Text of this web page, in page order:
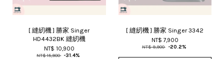
[ 縫紉機 ] 勝家 Singer
HD4432BK 縫紉機
NT$ 10,900
NT$ 15,900 -31.4%
[ 縫紉機 ] 勝家 Singer 3342
NT$ 7,900
NT$ 9,900 -20.2%